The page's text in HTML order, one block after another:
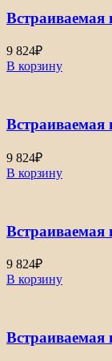
9 824₽
В корзину
9 824₽
В корзину
9 824₽
В корзину